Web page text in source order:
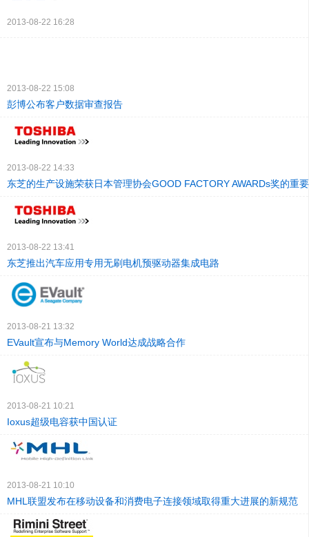
2013-08-22 16:28
2013-08-22 15:08
彭博公布客户数据审查报告
2013-08-22 14:33
东芝的生产设施荣获日本管理协会GOOD FACTORY AWARDs奖的重
2013-08-22 13:41
东芝推出汽车应用专用无刷电机预驱动器集成电路
2013-08-21 13:32
EVault宣布与Memory World达成战略合作
2013-08-21 10:21
Ioxus超级电容获中国认证
2013-08-21 10:10
MHL联盟发布在移动设备和消费电子连接领域取得重大进展的新规范